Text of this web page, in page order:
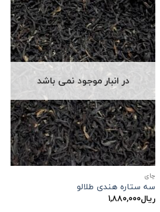
در انبار موجود نمی باشد
چاي
سه ستاره هندی طلالو
ریال۱,۸۸۰,۰۰۰